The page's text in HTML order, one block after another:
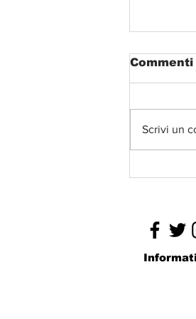
“The
Commenti
Scrivi un